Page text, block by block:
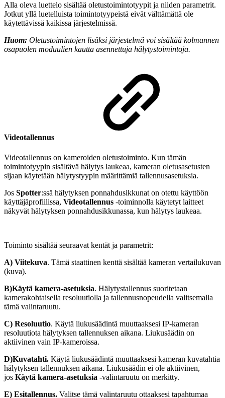
Alla oleva luettelo sisältää oletustoimintotyypit ja niiden parametrit.
Jotkut yllä luetelluista toimintotyypeistä eivät välttämättä ole
käytettävissä kaikissa järjestelmissä.
Huom: Oletustoimintojen lisäksi järjestelmä voi sisältää kolmannen
osapuolen moduulien kautta asennettuja hälytystoimintoja.
Videotallennus
Videotallennus on kameroiden oletustoiminto. Kun tämän
toimintotyypin sisältävä hälytys laukeaa, kameran oletusasetusten
sijaan käytetään hälytystyypin määrittämiä tallennusasetuksia.
Jos Spotter:ssä hälytyksen ponnahdusikkunat on otettu käyttöön
käyttäjäprofiilissa, Videotallennus -toiminnolla käytetyt laitteet
näkyvät hälytyksen ponnahdusikkunassa, kun hälytys laukeaa.
Toiminto sisältää seuraavat kentät ja parametrit:
A) Viitekuva. Tämä staattinen kenttä sisältää kameran vertailukuvan
(kuva).
B)Käytä kamera-asetuksia. Hälytystallennus suoritetaan
kamerakohtaisella resoluutiolla ja tallennusnopeudella valitsemalla
tämä valintaruutu.
C) Resoluutio. Käytä liukusäädintä muuttaaksesi IP-kameran
resoluutiota hälytyksen tallennuksen aikana. Liukusäädin on
aktiivinen vain IP-kameroissa.
D)Kuvatahti. Käytä liukusäädintä muuttaaksesi kameran kuvatahtia
hälytyksen tallennuksen aikana. Liukusäädin ei ole aktiivinen,
jos Käytä kamera-asetuksia -valintaruutu on merkitty.
E) Esitallennus. Valitse tämä valintaruutu ottaaksesi tapahtumaa